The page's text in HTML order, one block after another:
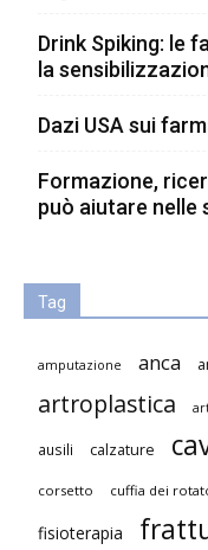
Drink Spiking: le
la
Dazi USA sui
Formazione,
può aiutare nelle
Tag
amputazione anca
artroplastica
ausili calzature
corsetto cuffia dei
fisioterapia